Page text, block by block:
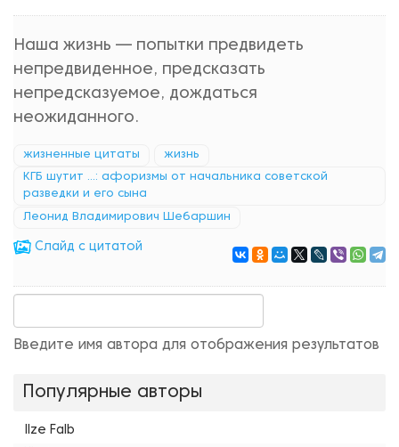
Наша жизнь — попытки предвидеть
непредвиденное, предсказать
непредсказуемое, дождаться
неожиданного.
жизненные цитаты жизнь
КГБ шутит ...: афоризмы от начальника советской
разведки и его сына
Леонид Владимирович Шебаршин
Cлайд с цитатой
Введите имя автора для отображения результатов
Популярные авторы
Ilze Falb